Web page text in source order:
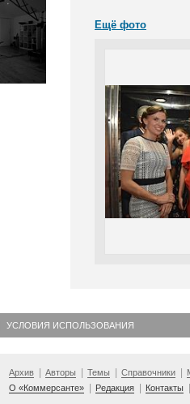
Ещё фото
УСЛОВИЯ ИСПОЛЬЗОВАНИЯ
Архив Авторы Темы Справочники
О «Коммерсанте»
Редакция Контакты